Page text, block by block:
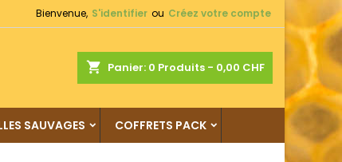
Bienvenue, S'identifier ou Créez votre compte
shopping_cart Panier: 0 Produits - 0,00 CHF
SAUVAGES COFFRETS PACK